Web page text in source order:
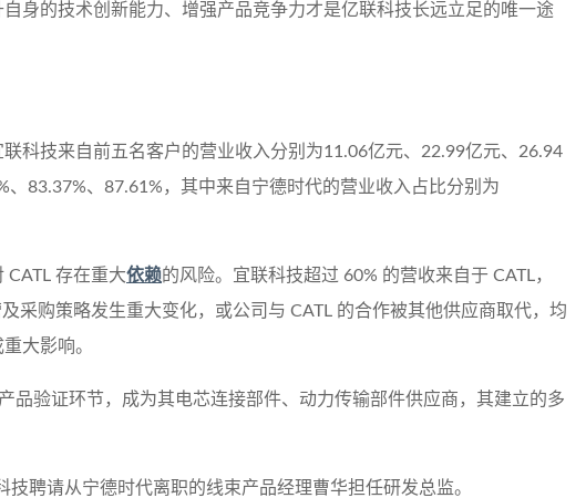
身的技术创新能力、增强产品竞争力才是亿联科技长远立足的唯一途
科技来自前五名客户的营业收入分别为11.06亿元、22.99亿元、26.94
83.37%、87.61%，其中来自宁德时代的营业收入占比分别为
CATL 存在重大依赖的风险。宜联科技超过 60% 的营收来自于 CATL，
采购策略发生重大变化，或公司与 CATL 的合作被其他供应商取代，均
大影响。
品验证环节，成为其电芯连接部件、动力传输部件供应商，其建立的多
技聘请从宁德时代离职的线束产品经理曹华担任研发总监。